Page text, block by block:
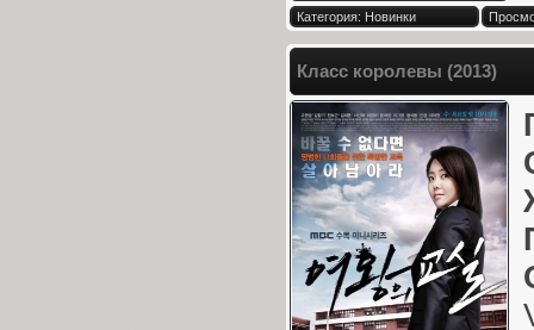
Категория: Новинки
Класс королевы (2013)